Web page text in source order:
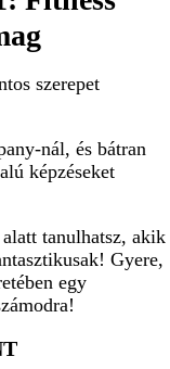
szerepet
nál, és bátran
képzéseket
tanulhatsz, akik
Gyere,
egy